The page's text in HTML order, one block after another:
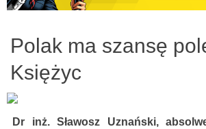
Polak ma szansę
Księżyc
Dr inż. Sławosz Uznański,